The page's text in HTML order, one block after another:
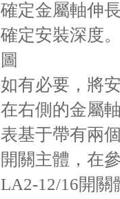
確定金屬軸伸
確定安裝深度
圖
如有必要，將
在右側的金屬
表基于帶有兩
開關主體，在
LA2-12/16開關